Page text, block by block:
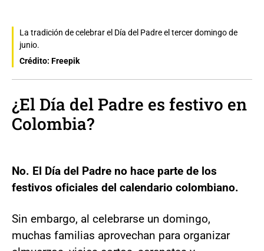
La tradición de celebrar el Día del Padre el tercer domingo de
junio.
Crédito: Freepik
¿El Día del Padre es festivo en
Colombia?
No. El Día del Padre no hace parte de los
festivos oficiales del calendario colombiano.
Sin embargo, al celebrarse un domingo,
muchas familias aprovechan para organizar